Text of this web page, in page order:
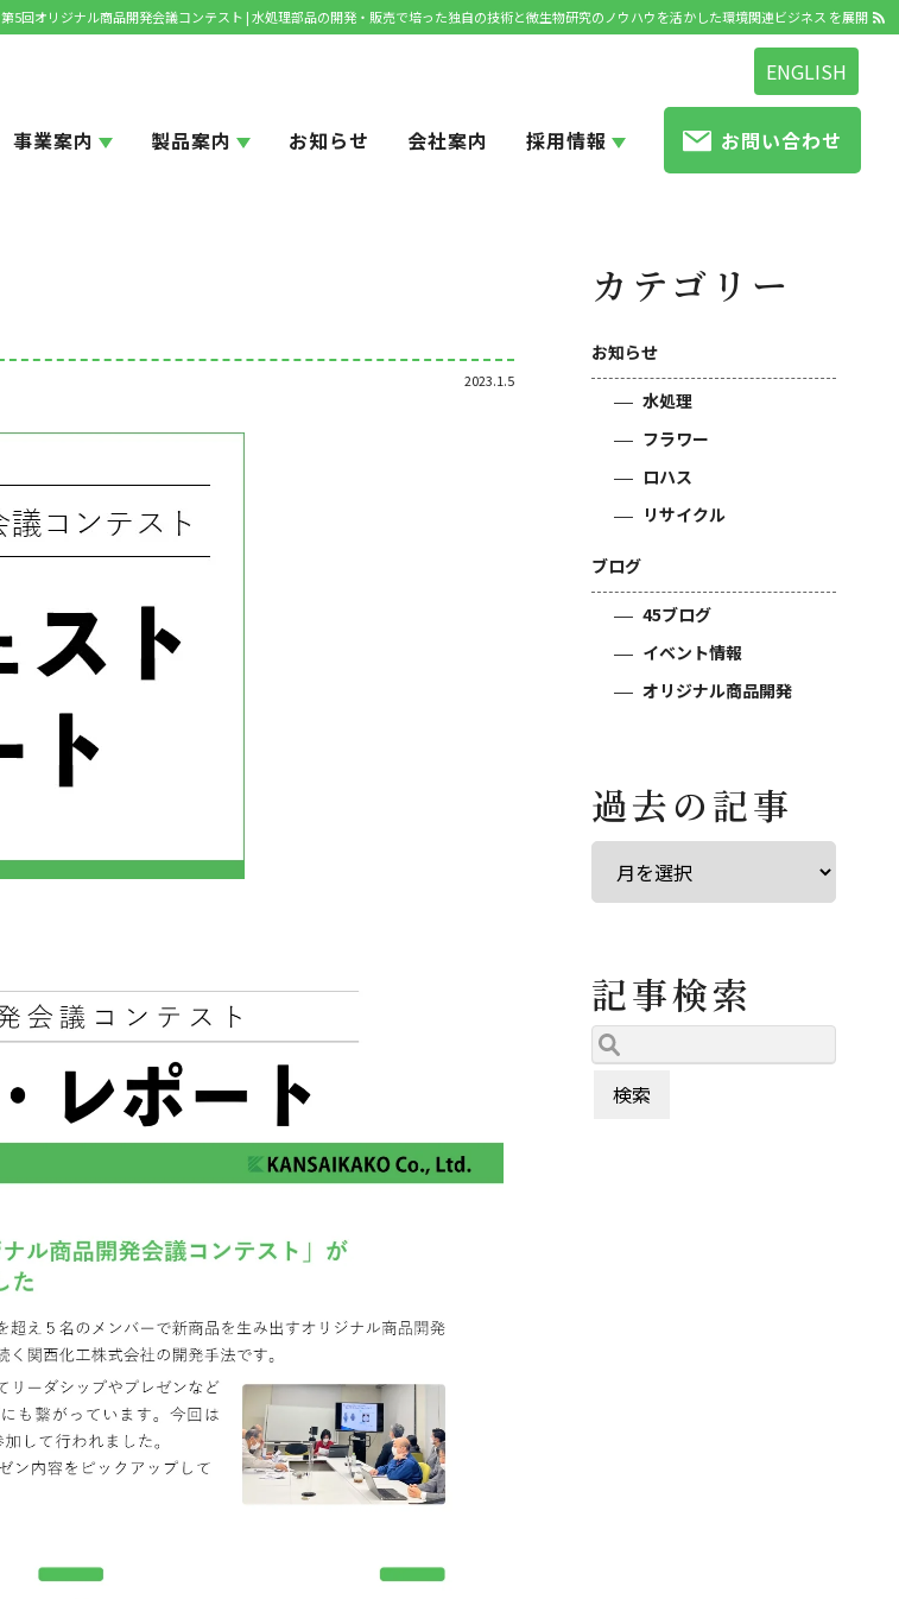
第5回オリジナル商品開発会議コンテスト | 水処理部品の開発・販売で培った独自の技術と微生物研究のノウハウを活かした環境関連ビジネス を展開
ENGLISH
事業案内 製品案内 お知らせ 会社案内 採用情報 お問い合わせ
2023.1.5
カテゴリー
お知らせ
水処理
フラワー
ロハス
リサイクル
ブログ
45ブログ
イベント情報
オリジナル商品開発
過去の記事
記事検索